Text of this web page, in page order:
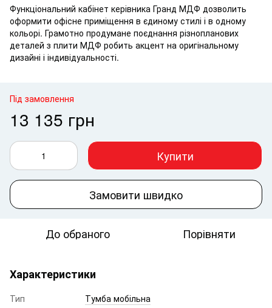
Функціональний кабінет керівника Гранд МДФ дозволить
оформити офісне приміщення в єдиному стилі і в одному
кольорі. Грамотно продумане поєднання різнопланових
деталей з плити МДФ робить акцент на оригінальному
дизайні і індивідуальності.
Під замовлення
13 135 грн
Купити
Замовити швидко
До обраного Порівняти
Характеристики
Тип
Тумба мобільна